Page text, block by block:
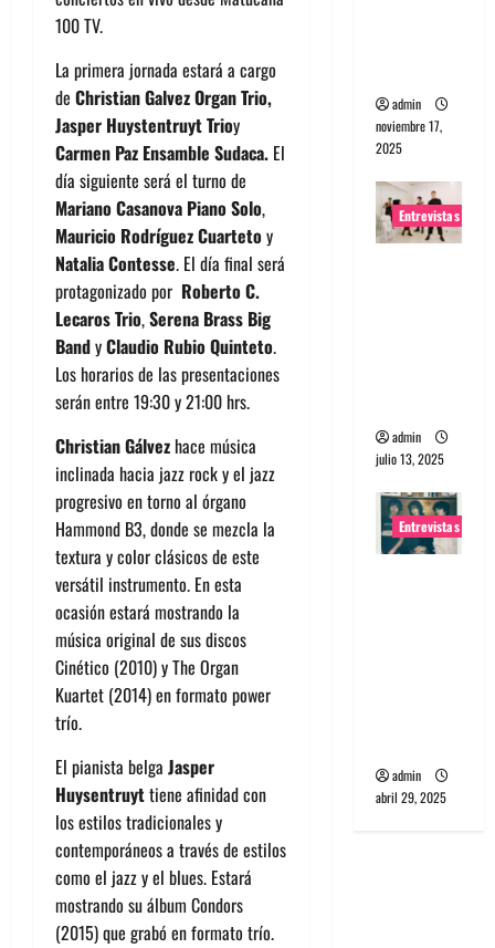
100 TV.
La primera jornada estará a cargo
de Christian Galvez Organ Trio,
Jasper Huystentruyt Trioy
Carmen Paz Ensamble Sudaca. El
día siguiente será el turno de
Mariano Casanova Piano Solo,
Mauricio Rodríguez Cuartetoy
Natalia Contesse. El día final será
protagonizado por Roberto C.
Lecaros Trio,Serena Brass Big
BandyClaudio Rubio Quinteto.
Los horarios de las presentaciones
serán entre 19:30 y 21:00 hrs.
Christian Gálvez hace música
inclinada hacia jazz rock y el jazz
progresivo en torno al órgano
Hammond B3, donde se mezcla la
textura y color clásicos de este
versátil instrumento. En esta
ocasión estará mostrando la
música original de sus discos
Cinético (2010) y The Organ
Kuartet (2014) en formato power
trío.
El pianista belga Jasper
Huysentruyttiene afinidad con
los estilos tradicionales y
contemporáneos a través de estilos
como el jazz y el blues. Estará
mostrando su álbum Condors
(2015) que grabó en formato trío.
admin
noviembre 17,
2025
Entrevistas
admin
julio 13, 2025
Entrevistas
admin
abril 29, 2025